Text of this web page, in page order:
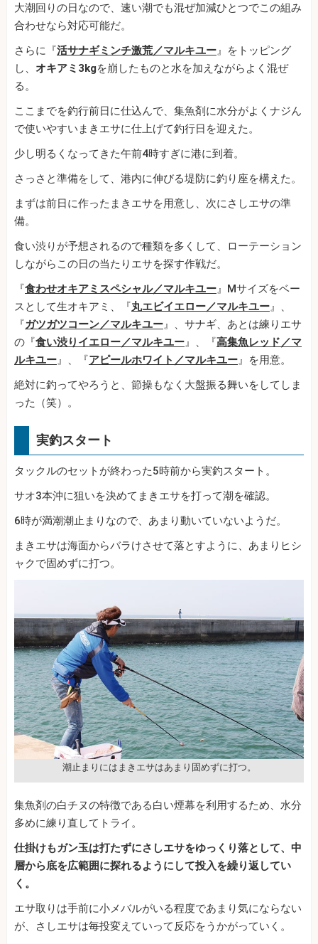
大潮回りの日なので、速い潮でも混ぜ加減ひとつでこの組み
合わせなら対応可能だ。
さらに『活サナギミンチ激荒／マルキユー』をトッピング
し、 オキアミ3kgを崩したものと水を加えながらよく混ぜ
る。
ここまでを釣行前日に仕込んで、集魚剤に水分がよくナジん
で使いやすいまきエサに仕上げて釣行日を迎えた。
少し明るくなってきた午前4時すぎに港に到着。
さっさと準備をして、港内に伸びる堤防に釣り座を構えた。
まずは前日に作ったまきエサを用意し、次にさしエサの準
備。
食い渋りが予想されるので種類を多くして、ローテーション
しながらこの日の当たりエサを探す作戦だ。
『食わせオキアミスペシャル／マルキユー』Mサイズをベー
スとして生オキアミ、『丸エビイエロー／マルキユー』、
『ガツガツコーン／マルキユー』、サナギ、あとは練りエサ
の『食い渋りイエロー／マルキユー』、『高集魚レッド／マ
ルキユー』、『アピールホワイト／マルキユー』を用意。
絶対に釣ってやろうと、節操もなく大盤振る舞いをしてしま
った（笑）。
実釣スタート
タックルのセットが終わった5時前から実釣スタート。
サオ3本沖に狙いを決めてまきエサを打って潮を確認。
6時が満潮潮止まりなので、あまり動いていないようだ。
まきエサは海面からバラけさせて落とすように、あまりヒシ
ャクで固めずに打つ。
潮止まりにはまきエサはあまり固めずに打つ。
集魚剤の白チヌの特徴である白い煙幕を利用するため、水分
多めに練り直してトライ。
仕掛けもガン玉は打たずにさしエサをゆっくり落として、中
層から底を広範囲に探れるようにして投入を繰り返してい
く。
エサ取りは手前に小メバルがいる程度であまり気にならない
が、さしエサは毎投変えていって反応をうかがっていく。